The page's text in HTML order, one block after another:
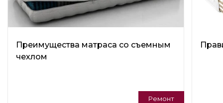
Подушки в комплекте
Тип кресла
Кресло
Преимущества матраса со съемным
чехлом
Ремонт